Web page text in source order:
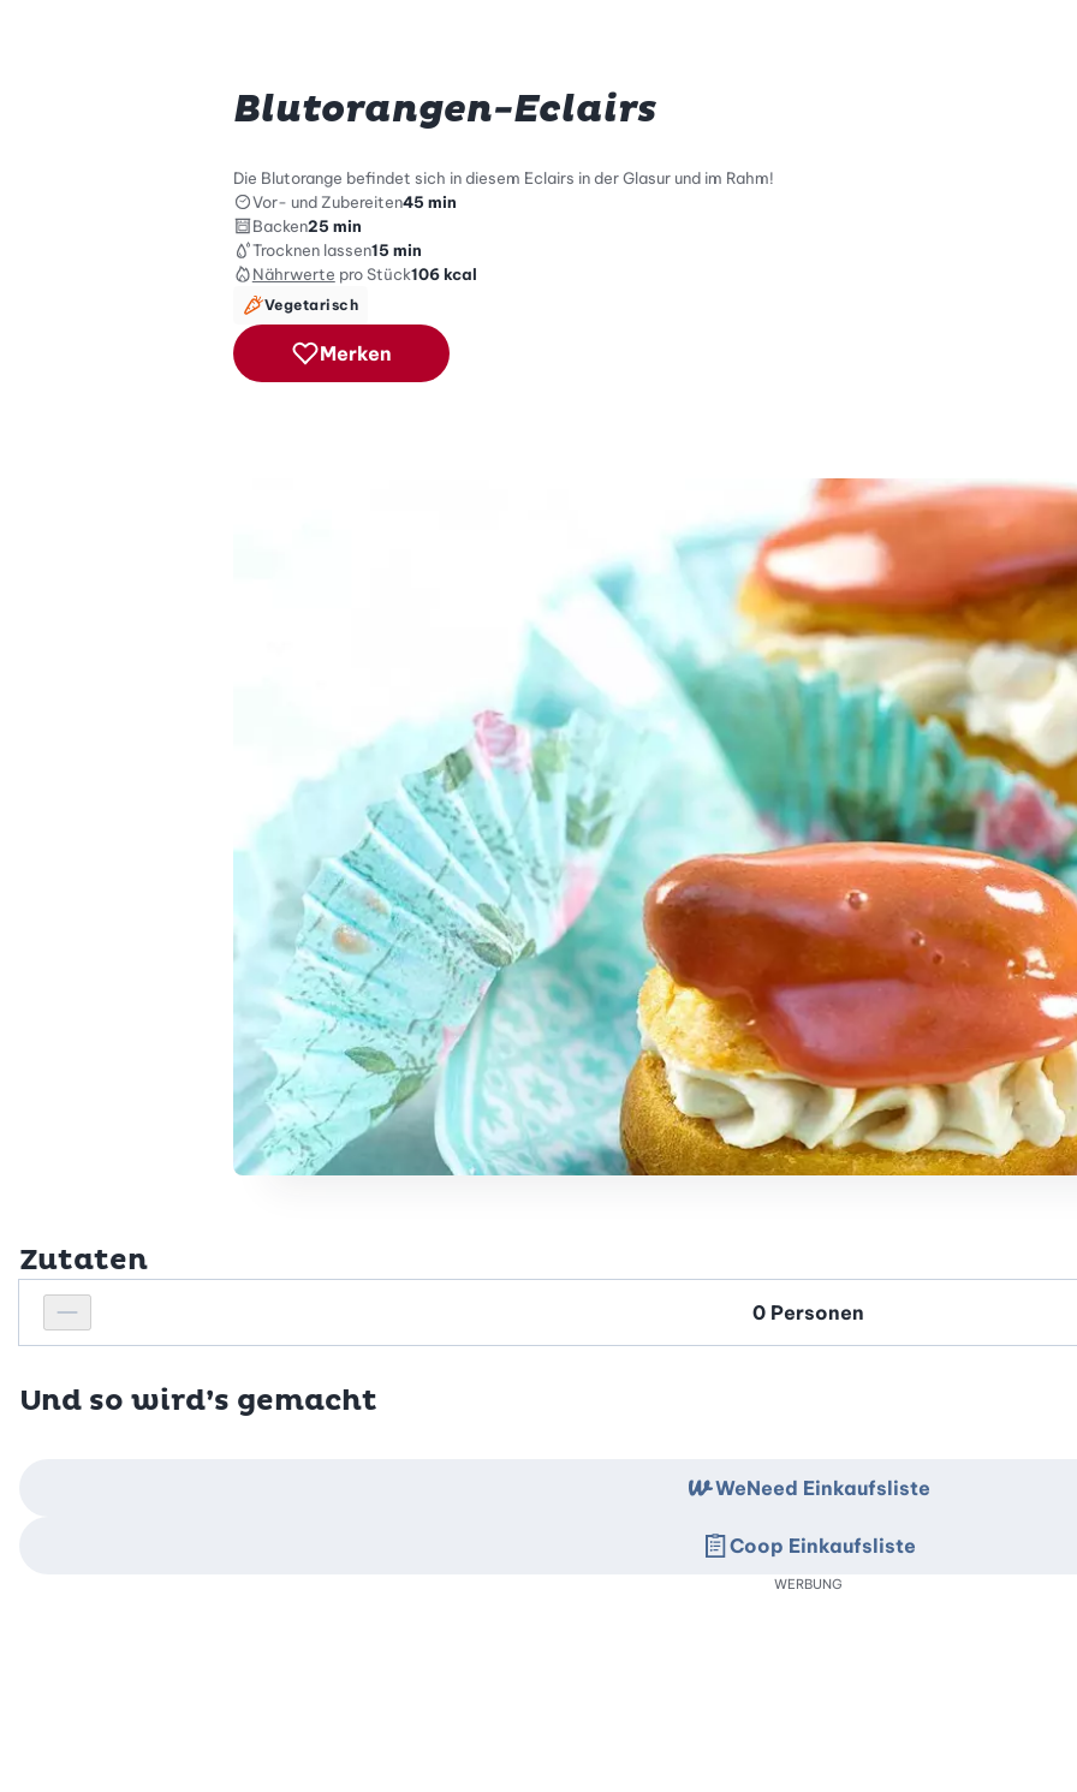
Blutorangen-Eclairs
Die Blutorange befindet sich in diesem Eclairs in der Glasur und im Rahm!
Vor- und Zubereiten45 min
Backen25 min
Trocknen lassen15 min
Nährwerte pro Stück106 kcal
Vegetarisch
Merken
Zutaten
Personenanzahl verringern
Personenanzahl
Und so wird’s gemacht
WeNeed Einkaufsliste
Coop Einkaufsliste
WERBUNG